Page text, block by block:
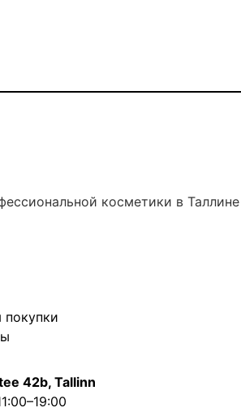
косметики в Таллине
покупки
42b, Tallinn